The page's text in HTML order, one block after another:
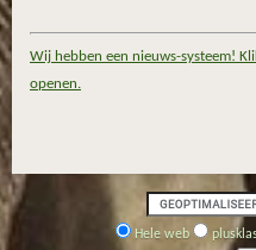
Wij hebben een nieuws-systeem!
openen.
Hele web